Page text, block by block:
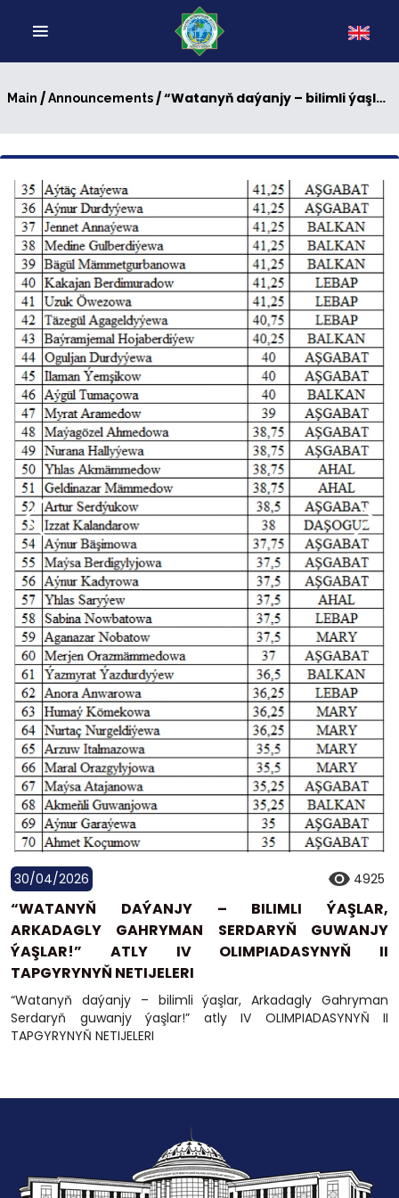
Main /Announcements/ “Watanyň daýanjy – bilimli ýaşlar, Arkadagly Gahryman Serdaryň guwanjy ýaşlar!” atly IV OLIMPIADASYNYŇ II TAPGYRYNYŇ NETIJELERI
30/04/2026 4925
“WATANYŇ DAÝANJY – BILIMLI ÝAŞLAR,
ARKADAGLY GAHRYMAN SERDARYŇ GUWANJY
ÝAŞLAR!” ATLY IV OLIMPIADASYNYŇ II
TAPGYRYNYŇ NETIJELERI
“Watanyň daýanjy – bilimli ýaşlar, Arkadagly Gahryman
Serdaryň guwanjy ýaşlar!” atly IV OLIMPIADASYNYŇ II
TAPGYRYNYŇ NETIJELERI